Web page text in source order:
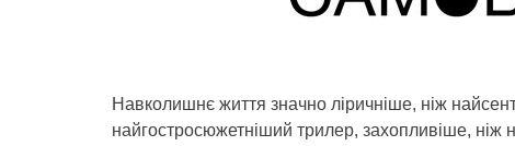
Навколишнє життя значно ліричніше, ніж
найгостросюжетніший трилер, захопливіше, ніж